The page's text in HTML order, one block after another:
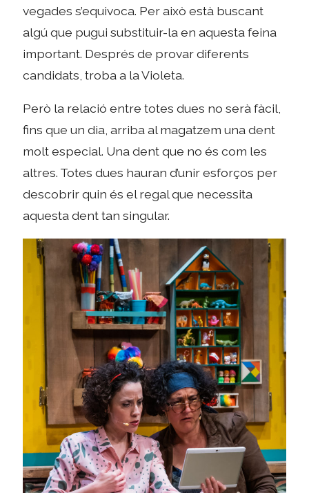
vegades s’equivoca. Per això està buscant
algú que pugui substituir-la en aquesta feina
important. Després de provar diferents
candidats, troba a la Violeta.
Però la relació entre totes dues no serà fàcil,
fins que un dia, arriba al magatzem una dent
molt especial. Una dent que no és com les
altres. Totes dues hauran d’unir esforços per
descobrir quin és el regal que necessita
aquesta dent tan singular.